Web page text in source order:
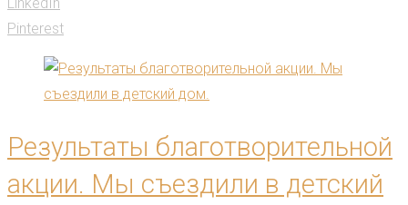
LinkedIn
Pinterest
Результаты благотворительной
акции. Мы съездили в детский